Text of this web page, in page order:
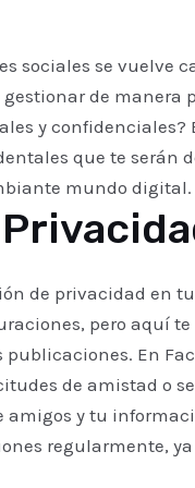
sociales se vuelve
de
y
que te
mundo digital.
de privacidad en
pero aquí
En
de amistad o
y tu
regularmente,